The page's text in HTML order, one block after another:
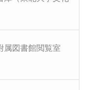
属図書館閲覧室